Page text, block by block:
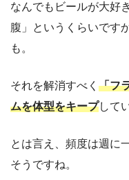
なんでもビールが大好
腹」というくらいです
も。
それを解消すべく 「フ
ムを体型をキープして
とは言え、頻度は週に
そうですね。